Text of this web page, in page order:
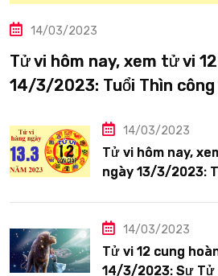
14/03/2023
Tử vi hôm nay, xem tử vi
14/3/2023: Tuổi Thìn
14/03/2023
Tử vi hôm nay,
ngày 13/3/2023:
14/03/2023
Tử vi 12 cung
14/3/2023: Sư